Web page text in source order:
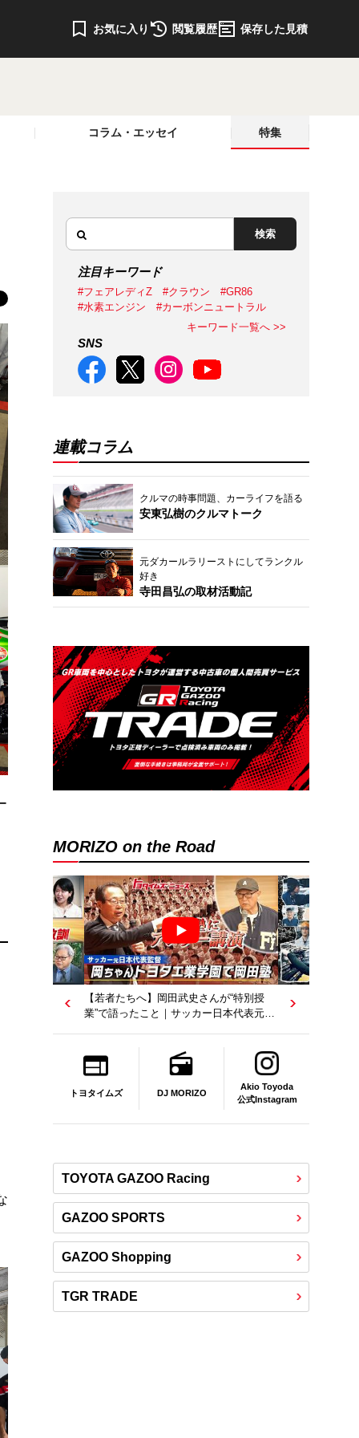
お気に入り 閲覧履歴 保存した見積
コラム・エッセイ 特集
検索
注目キーワード
#フェアレディZ #クラウン
#GR86
#水素エンジン
#カーボンニュートラル
キーワード一覧へ >>
SNS
連載コラム
クルマの時事問題、カーライフを語る
安東弘樹のクルマトーク
元ダカールラリーストにしてランクル
好き
寺田昌弘の取材活動記
MORIZO on the Road
【トヨタディレクターズカット】クリエ
イターが工場を映像作品に？従業員たち
トヨタイムズ DJ MORIZO
Akio Toyoda
公式Instagram
TOYOTA GAZOO Racing
GAZOO SPORTS
GAZOO Shopping
TGR TRADE